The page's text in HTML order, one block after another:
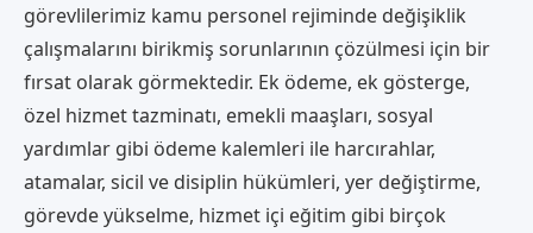
görevlilerimiz kamu personel rejiminde değişiklik
çalışmalarını birikmiş sorunlarının çözülmesi için bir
fırsat olarak görmektedir. Ek ödeme, ek gösterge,
özel hizmet tazminatı, emekli maaşları, sosyal
yardımlar gibi ödeme kalemleri ile harcırahlar,
atamalar, sicil ve disiplin hükümleri, yer değiştirme,
görevde yükselme, hizmet içi eğitim gibi birçok